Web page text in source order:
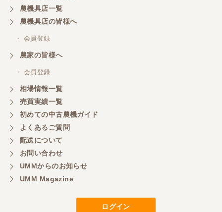
農機具店一覧
農機具店の皆様へ
・ 会員登録
農家の皆様へ
・ 会員登録
相場情報一覧
売買実績一覧
初めての中古農機ガイド
よくあるご質問
配送について
お問い合わせ
UMMからのお知らせ
UMM Magazine
ログイン